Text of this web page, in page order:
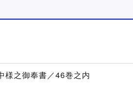
様之御奉書／46巻之内